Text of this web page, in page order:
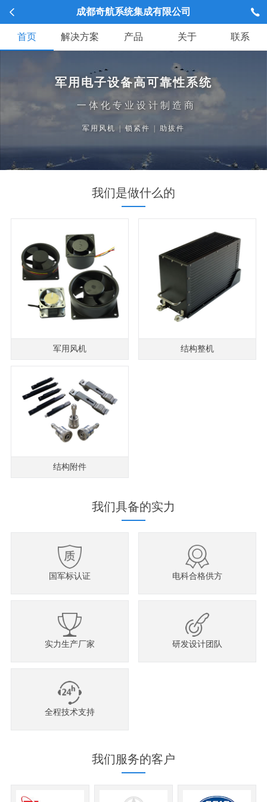
成都奇航系统集成有限公司
首页 解决方案 产品 关于 联系
军用电子设备高可靠性系统
一体化专业设计制造商
军用风机 | 锁紧件 | 助拔件
我们是做什么的
军用风机 结构整机
结构附件
我们具备的实力
国军标认证 电科合格供方
实力生产厂家 研发设计团队
全程技术支持
我们服务的客户